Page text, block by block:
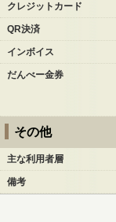
クレジットカード
QR決済
インボイス
だんべー金券
その他
主な利用者層
備考